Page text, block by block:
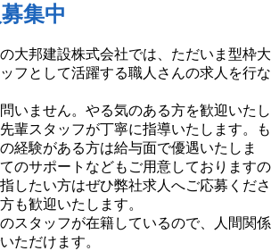
集中
大邦建設株式会社では、ただいま型枠大
フとして活躍する職人さんの求人を行な
いません。やる気のある方を歓迎いたし
輩スタッフが丁寧に指導いたします。も
経験がある方は給与面で優遇いたしま
のサポートなどもご用意しておりますの
したい方はぜひ弊社求人へご応募くださ
も歓迎いたします。
スタッフが在籍しているので、人間関係
ただけます。